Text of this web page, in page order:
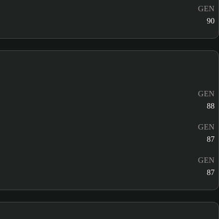
GEN
90
GEN
88
GEN
87
GEN
87